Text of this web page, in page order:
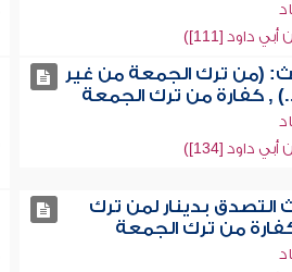
داود [111])
(من ترك الجمعة من غير
, كفارة من ترك الجمعة
داود [134])
بدينار لمن ترك
من ترك الجمعة